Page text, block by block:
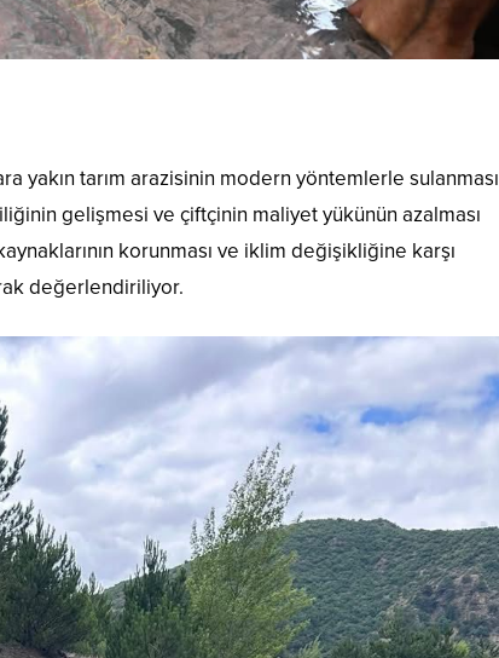
yakın tarım arazisinin modern yöntemlerle sulanması
gelişmesi ve çiftçinin maliyet yükünün azalması
korunması ve iklim değişikliğine karşı
değerlendiriliyor.